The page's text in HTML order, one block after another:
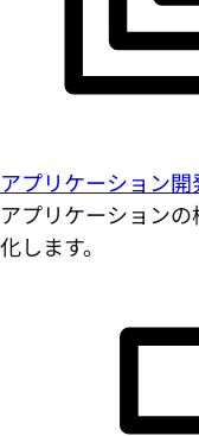
アプリケーション開
アプリケーション
化します。